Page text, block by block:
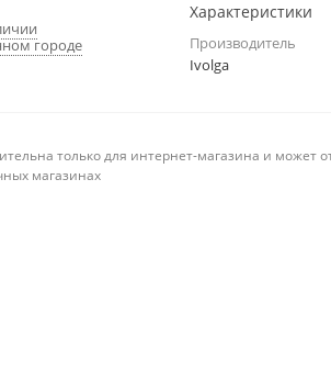
городе
Характеристики
Производитель
Ivolga
только для интернет-магазина и может
магазинах